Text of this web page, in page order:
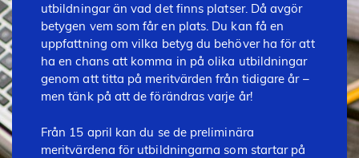
utbildningar än vad det finns platser. Då avgör
betygen vem som får en plats. Du kan få en
uppfattning om vilka betyg du behöver ha för att
ha en chans att komma in på olika utbildningar
genom att titta på meritvärden från tidigare år –
men tänk på att de förändras varje år!
Från 15 april kan du se de preliminära
meritvärdena för utbildningarna som startar på